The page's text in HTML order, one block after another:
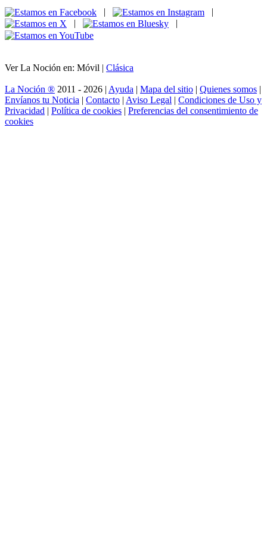
|
|
|
|
Ver La Noción en: Móvil | Clásica
La Noción ® 2011 - 2026 | Ayuda | Mapa del sitio | Quienes somos |
Envíanos tu Noticia | Contacto | Aviso Legal | Condiciones de Uso y
Privacidad | Política de cookies | Preferencias del consentimiento de
cookies